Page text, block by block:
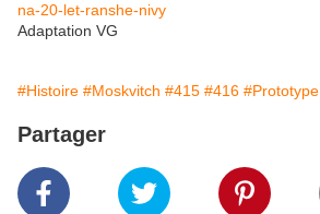
na-20-let-ranshe-nivy
Adaptation VG
#Histoire #Moskvitch #415 #416 #Prototype
Partager